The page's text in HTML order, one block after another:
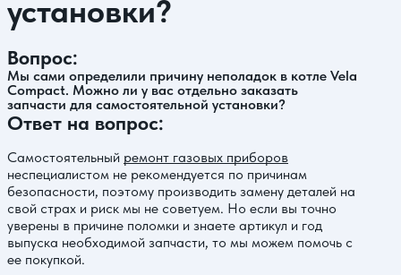
установки?
Вопрос:
Мы сами определили причину неполадок в котле Vela
Compact. Можно ли у вас отдельно заказать
запчасти для самостоятельной установки?
Ответ на вопрос:
Самостоятельный ремонт газовых приборов
неспециалистом не рекомендуется по причинам
безопасности, поэтому производить замену деталей на
свой страх и риск мы не советуем. Но если вы точно
уверены в причине поломки и знаете артикул и год
выпуска необходимой запчасти, то мы можем помочь с
ее покупкой.